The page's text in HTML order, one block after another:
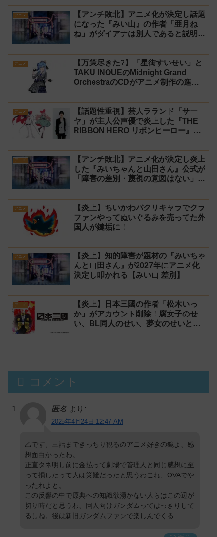
ス】
アニメ
【アンチ敗北】アニメ化が決定し話題
になった『みい山』の作者「亜月ね
ね」がダイアナは別人であると説明し
アニメ
【万策尽きた?】「星街すいせい」と
TAKU INOUEのMidnight Grand
OrchestraのCDがアニメ制作の進行
アニメ
【話題性重視】芸人ラランド「サー
ヤ」が主人公声優で炎上した『THE
RIBBON HERO リボンヒーロー』に
ンルン」「でびでび・でびる」が出
演！
アニメ
【アンチ敗北】アニメ化が決定し炎上
した『みいちゃんと山田さん』公式が
「障害の差別・蔑視の意図はない」と
アニメ
【炎上】ちいかわパクリキャラでクラ
ファンやってぬいぐるみを売ってた外
国人が鍵垢に！
アニメ
【炎上】知的障害が題材の『みいちゃ
んと山田さん』が2027年にアニメ化
決定し叩かれる【みい山 差別】
アニメ
【炎上】日本三國の作者「松木いっ
か」がアカウント削除！腐女子のせ
い、BL同人のせい、夢女のせいと騒
コメント
匿名 より:
2025年4月24日 12:47 AM
乙です、三話まできっちり観るのアニメ好きの鏡よ、感
想面白かったわ。
正直タネ明し前に金払って劇場で管理人と同じ感想に至
って損したって人は災難だったと思うわこれ、OVAでや
ったれよと。
この反響の中で原典への知識欲湧かない人らはこの辺が
切り時だと思うわ、同人向けガンダムってはっきりして
るしね。後は新旧ガンダムファンで楽しんでくる